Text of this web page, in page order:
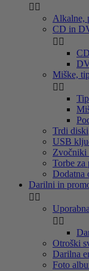
 
Alkalne,
CD in
 
CD
Miške,
 
Trdi diski
USB
Zvočniki
Torbe za
Dodatna
Darilni in
 
 
Otroški
Darilna
Foto